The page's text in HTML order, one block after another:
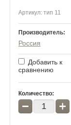
Артикул: тип 11
Производитель:
Россия
Добавить к
сравнению
Количество:
− +